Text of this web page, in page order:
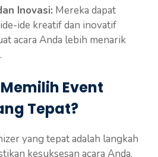
Inovasi: Mereka dapat
ide kreatif dan inovatif
acara Anda lebih menarik
Event
Tepat?
yang tepat adalah langkah
kesuksesan acara Anda.